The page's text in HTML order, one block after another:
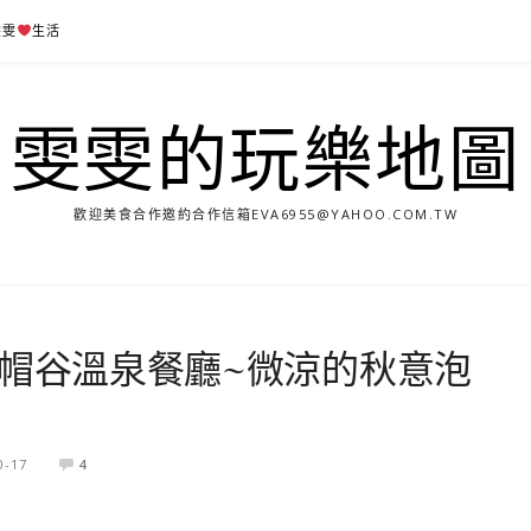
生活
雯雯的玩樂地圖
歡迎美食合作邀約合作信箱EVA6955@YAHOO.COM.TW
谷溫泉餐廳~微涼的秋意泡
17 4